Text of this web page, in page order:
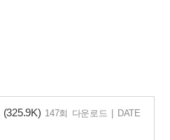
(325.9K) 147회 다운로드 | DATE